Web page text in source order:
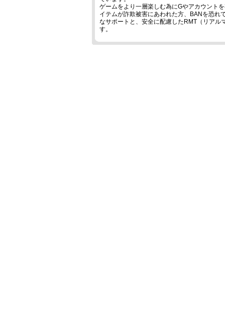
ゲームをより一層楽しむ為にGやアカウント
イテムが詐欺被害にあわれた方、BANを恐れ
なサポートと、安全に配慮したRMT（リアル
す。